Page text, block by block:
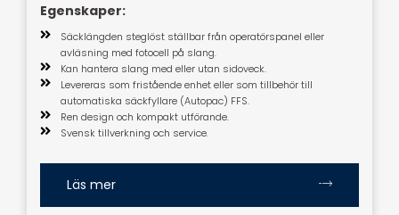
Egenskaper:
Säcklängden steglöst ställbar från operatörspanel eller
avläsning med fotocell på slang.
Kan hantera slang med eller utan sidoveck.
Levereras som fristående enhet eller som tillbehör till
automatiska säckfyllare (Autopac) FFS.
Ren design och kompakt utförande.
Svensk tillverkning och service.
Läs mer